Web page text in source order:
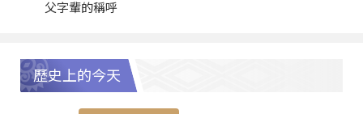
父字輩的稱呼
歷史上的今天